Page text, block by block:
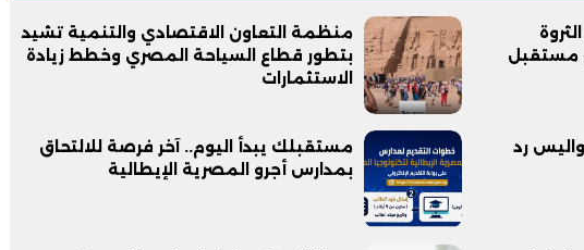
1% من الثروة
مستقبل
منظمة التعاون الاقتصادي والتنمية تشيد
بتطور قطاع السياحة المصري وخطط زيادة
الاستثمارات
رد
مستقبلك يبدأ اليوم.. آخر فرصة للالتحاق
بمدارس أجرو المصرية الإيطالية